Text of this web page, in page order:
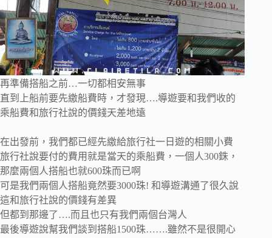
再準備搭船之前…一切都相安無事
直到上船前要先繳船費時，才發現….導遊要和我們收的
乘船費和旅行社說的價錢天差地遠
在出發前，我們都已經先繳給旅行社一日遊的相關小費
旅行社說要付的費用就是當天的乘船費，一個人300銖，
那麼兩個人搭船也就600珠而已啊
可是我們兩個人搭船竟然要3000珠! 和導遊溝通了很久說
這和旅行社說的價錢有差異
但都到那邊了….而且也只有我們兩個台灣人
最後導遊說幫我們談到搭船1500珠…….雖然不是很開心